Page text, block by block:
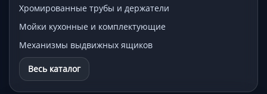
Хромированные трубы и держатели
Мойки кухонные и комплектующие
Механизмы выдвижных ящиков
Весь каталог